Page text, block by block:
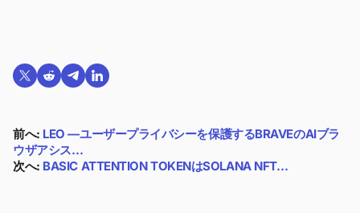
Twitterで共有する
Reddit で共有
Telegramで共有
LinkedInで共有
前へ: LEO —ユーザープライバシーを保護するBRAVEのAIブラ
ウザアシス…
次へ: BASIC ATTENTION TOKENはSOLANA NFT…